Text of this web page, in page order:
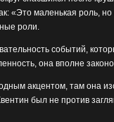
«Это маленькая роль,
роли.
событий,
она вполне
акцентом, там
был не против